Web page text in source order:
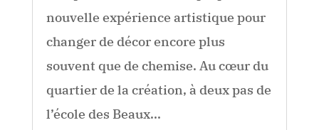
nouvelle expérience artistique pour
changer de décor encore plus
souvent que de chemise. Au cœur du
quartier de la création, à deux pas de
l’école des Beaux...